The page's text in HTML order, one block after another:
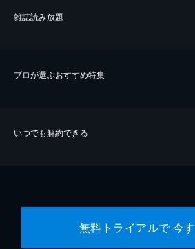
雑誌読み放題
プロが選ぶおすすめ特集
いつでも解約できる
無料トライアルで 今